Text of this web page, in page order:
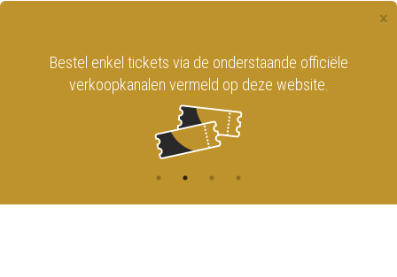
×
Bestel enkel tickets via de onderstaande officiële
verkoopkanalen vermeld op deze website.